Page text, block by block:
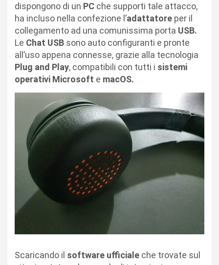
dispongono di un PC che supporti tale attacco,
ha incluso nella confezione l’adattatore per il
collegamento ad una comunissima porta USB.
Le Chat USB sono auto configuranti e pronte
all’uso appena connesse, grazie alla tecnologia
Plug and Play, compatibili con tutti i sistemi
operativi Microsoft e macOS.
Scaricando il software ufficiale che trovate sul